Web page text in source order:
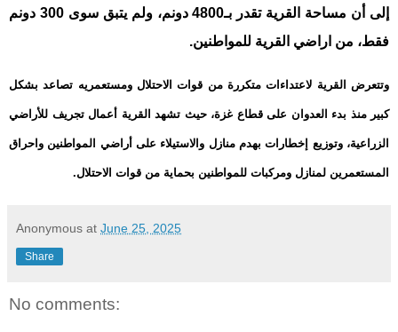
إلى أن مساحة القرية تقدر بـ4800 دونم، ولم يتبق سوى 300 دونم
فقط، من اراضي القرية للمواطنين.
وتتعرض القرية لاعتداءات متكررة من قوات الاحتلال ومستعمريه تصاعد بشكل
كبير منذ بدء العدوان على قطاع غزة، حيث تشهد القرية أعمال تجريف للأراضي
الزراعية، وتوزيع إخطارات بهدم منازل والاستيلاء على أراضي المواطنين واحراق
المستعمرين لمنازل ومركبات للمواطنين بحماية من قوات الاحتلال.
Anonymous at June 25, 2025
Share
No comments: